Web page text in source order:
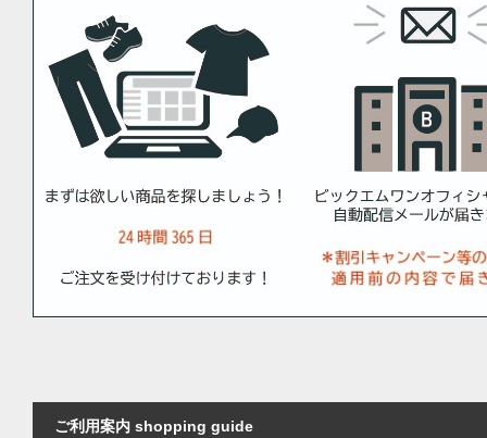
ご利用案内 shopping guide